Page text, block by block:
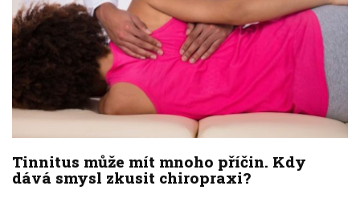
Tinnitus může mít mnoho příčin. Kdy
dává smysl zkusit chiropraxi?